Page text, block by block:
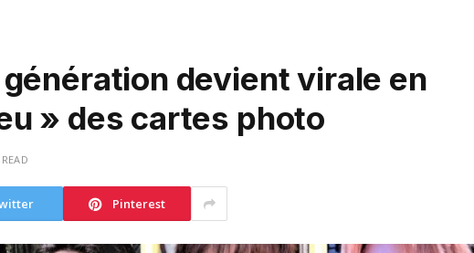
génération devient virale en
» des cartes photo
Pinterest